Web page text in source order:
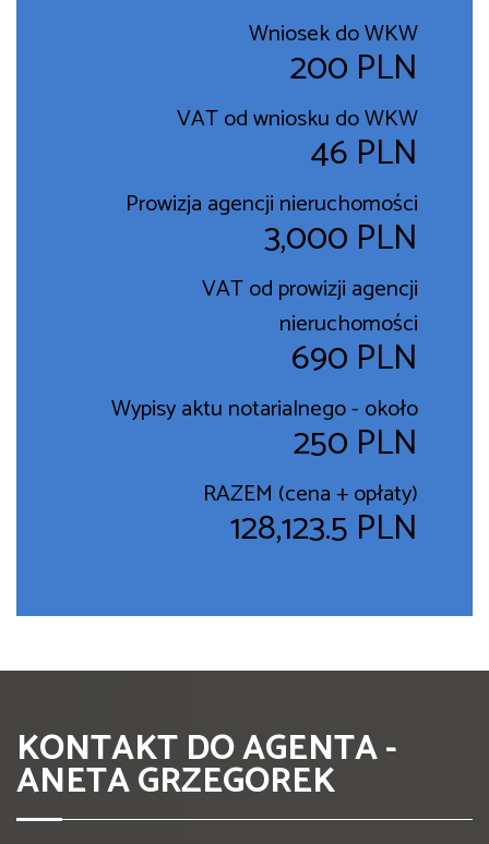
Wniosek do WKW
200 PLN
VAT od wniosku do WKW
46 PLN
Prowizja agencji nieruchomości
3,000 PLN
VAT od prowizji agencji
nieruchomości
690 PLN
Wypisy aktu notarialnego - około
250 PLN
RAZEM (cena + opłaty)
128,123.5 PLN
KONTAKT DO AGENTA -
ANETA GRZEGOREK